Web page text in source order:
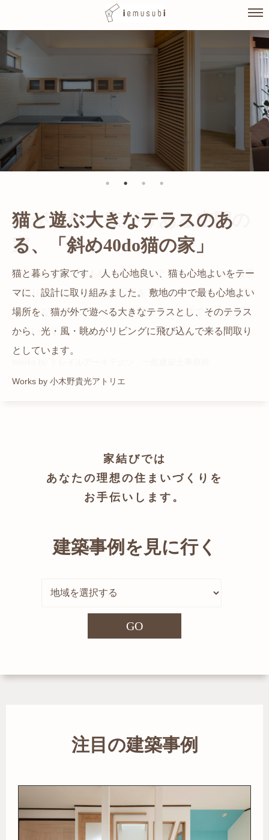
content
猫と暮らす家です。 人も心地良い、猫も心地よいをテー
マに、設計に取り組みました。 敷地の中で最も心地よい
場所を、猫が外で遊べる大きなテラスとし、そのテラス
から、光・風・眺めがリビングに飛び込んで来る間取り
としています。
Works by 小木野貴光アトリエ
光が溢れ、広がりある空間の
家
都心でありながらも緑の多いエリアです。 その緑の借景
も取り入れること、窓の配置を工夫することで、光を取
り入れながらも、カーテンを閉じずに生活できる様設計
しています。
自然の中の岩山を切り開いて造った、ワイルドなゲスト
ハウスをイメージした空間が広がる都市型住宅です。
かつての機織り工場が、その趣を残しつつ孫世帯の住居
へと蘇りました。
家結びでは
あなたの理想の住まいづくりを
お手伝いします。
建築事例を見に行く
GO
注目の建築事例